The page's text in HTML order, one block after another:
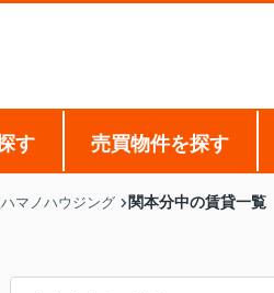
す 売買物件を探す
マノハウジング 関本分中の賃貸一覧